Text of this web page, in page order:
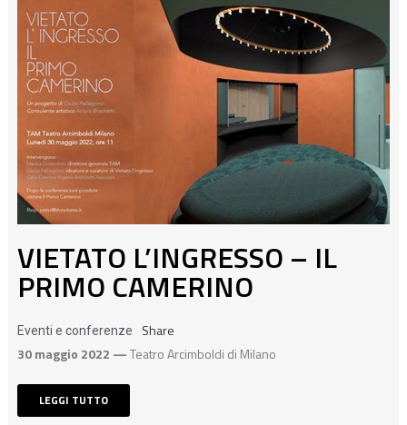
VIETATO L’INGRESSO – IL
PRIMO CAMERINO
Eventi e conferenze
Share
30 maggio 2022 —Teatro Arcimboldi di Milano
LEGGI TUTTO